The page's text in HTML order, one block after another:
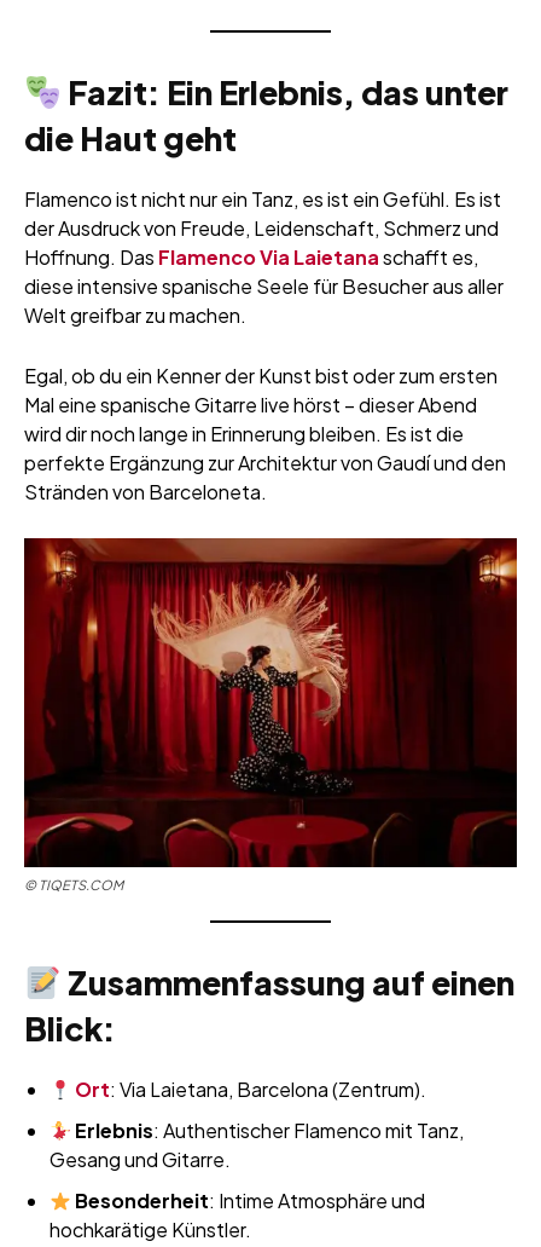
Fazit: Ein Erlebnis, das unter
die Haut geht
Flamenco ist nicht nur ein Tanz, es ist ein Gefühl. Es ist
der Ausdruck von Freude, Leidenschaft, Schmerz und
Hoffnung. Das Flamenco Via Laietanaschafft es,
diese intensive spanische Seele für Besucher aus aller
Welt greifbar zu machen.
Egal, ob du ein Kenner der Kunst bist oder zum ersten
Mal eine spanische Gitarre live hörst – dieser Abend
wird dir noch lange in Erinnerung bleiben. Es ist die
perfekte Ergänzung zur Architektur von Gaudí und den
Stränden von Barceloneta.
©TIQETS.COM
Zusammenfassung auf einen
Blick:
Ort: Via Laietana, Barcelona (Zentrum).
Erlebnis: Authentischer Flamenco mit Tanz,
Gesang und Gitarre.
Besonderheit: Intime Atmosphäre und
hochkarätige Künstler.